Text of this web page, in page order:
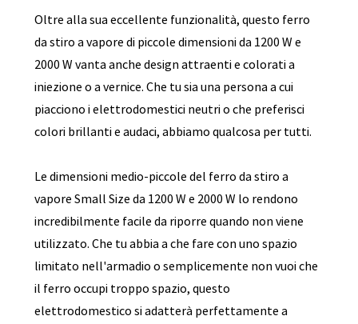
Oltre alla sua eccellente funzionalità, questo ferro
da stiro a vapore di piccole dimensioni da 1200 W e
2000 W vanta anche design attraenti e colorati a
iniezione o a vernice. Che tu sia una persona a cui
piacciono i elettrodomestici neutri o che preferisci
colori brillanti e audaci, abbiamo qualcosa per tutti.
Le dimensioni medio-piccole del ferro da stiro a
vapore Small Size da 1200 W e 2000 W lo rendono
incredibilmente facile da riporre quando non viene
utilizzato. Che tu abbia a che fare con uno spazio
limitato nell'armadio o semplicemente non vuoi che
il ferro occupi troppo spazio, questo
elettrodomestico si adatterà perfettamente a